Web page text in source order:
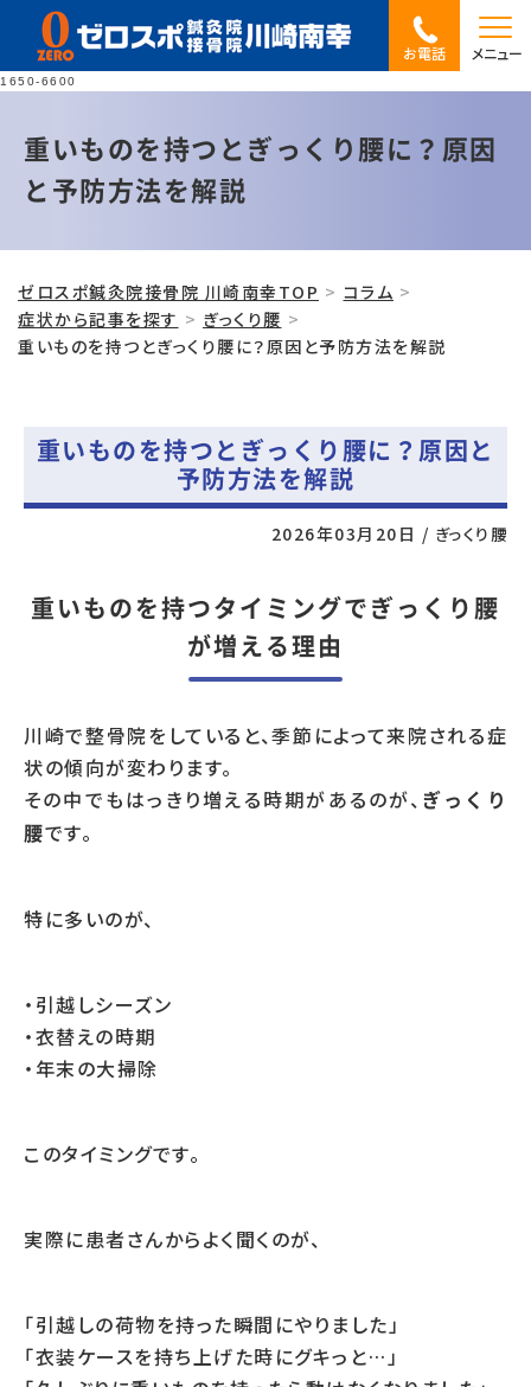
1650-6600
お電話 メニュー
重いものを持つとぎっくり腰に？原因
と予防方法を解説
ゼロスポ鍼灸院接骨院 川崎南幸TOP
コラム
症状から記事を探す
ぎっくり腰
重いものを持つとぎっくり腰に？原因と予防方法を解説
重いものを持つとぎっくり腰に？原因と
予防方法を解説
2026年03月20日 / ぎっくり腰
重いものを持つタイミングでぎっくり腰
が増える理由
川崎で整骨院をしていると、季節によって来院される症
状の傾向が変わります。
その中でもはっきり増える時期があるのが、 ぎっくり
腰です。
特に多いのが、
・引越しシーズン
・衣替えの時期
・年末の大掃除
このタイミングです。
実際に患者さんからよく聞くのが、
「引越しの荷物を持った瞬間にやりました」
「衣装ケースを持ち上げた時にグキっと…」